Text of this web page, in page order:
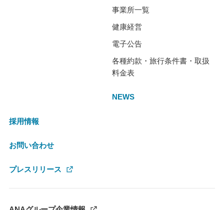
事業所一覧
健康経営
電子公告
各種約款・旅行条件書・取扱
料金表
NEWS
採用情報
お問い合わせ
プレスリリース